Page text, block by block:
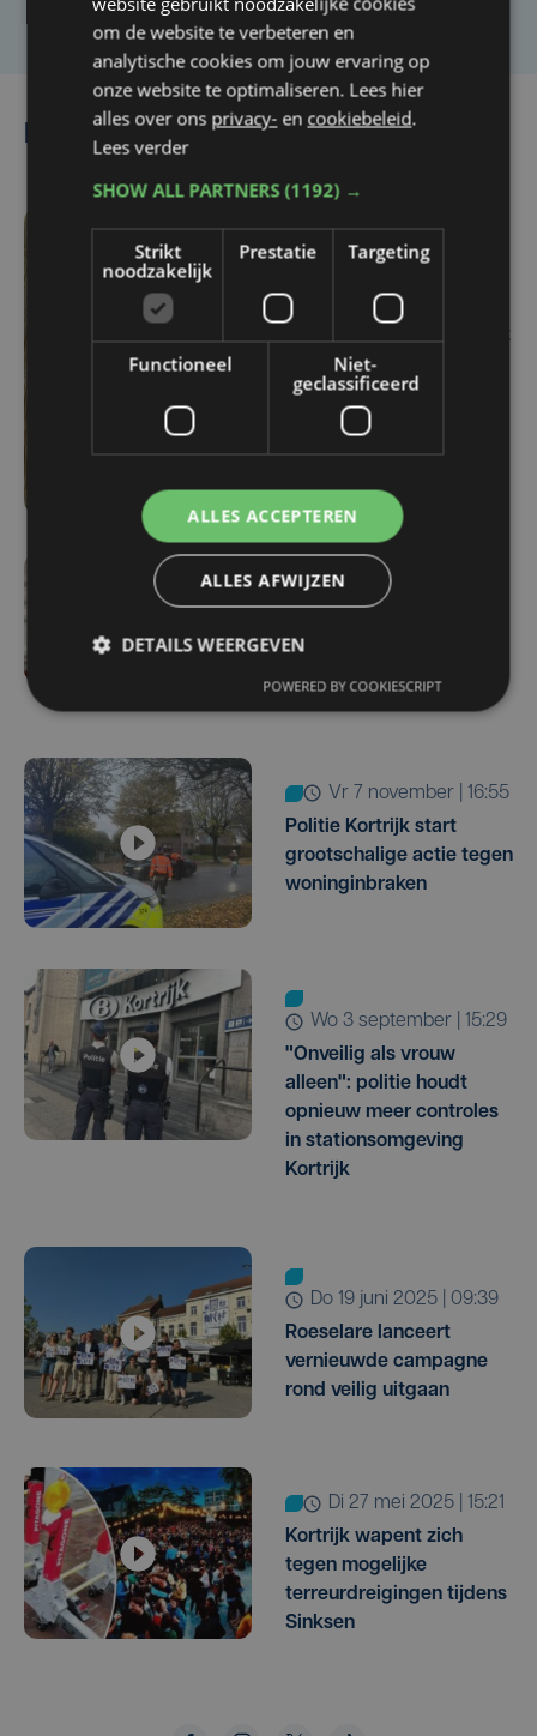
Lees ook
vr 1 mei | 09:43
Brugge: “Eenvoudig
hulpmiddel kan van groot
belang zijn”
wo 11 februari | 16:20
scholieren proeven van
veiligheidsberoepen
vr 7 november | 16:55
Politie Kortrijk start
grootschalige actie tegen
woninginbraken
wo 3 september | 15:29
"Onveilig als vrouw
alleen": politie houdt
opnieuw meer controles
in stationsomgeving
Kortrijk
do 19 juni 2025 | 09:39
Roeselare lanceert
vernieuwde campagne
rond veilig uitgaan
di 27 mei 2025 | 15:21
Kortrijk wapent zich
tegen mogelijke
terreurdreigingen tijdens
Sinksen
om de website te verbeteren en
analytische cookies om jouw ervaring op
onze website te optimaliseren. Lees hier
alles over ons privacy- en cookiebeleid.
Lees verder
SHOW ALL PARTNERS(1192) →
Strikt
noodzakelijk
Prestatie Targeting
Functioneel
Niet-
geclassificeerd
ALLES ACCEPTEREN
ALLES AFWIJZEN
DETAILS WEERGEVEN
POWERED BY COOKIESCRIPT